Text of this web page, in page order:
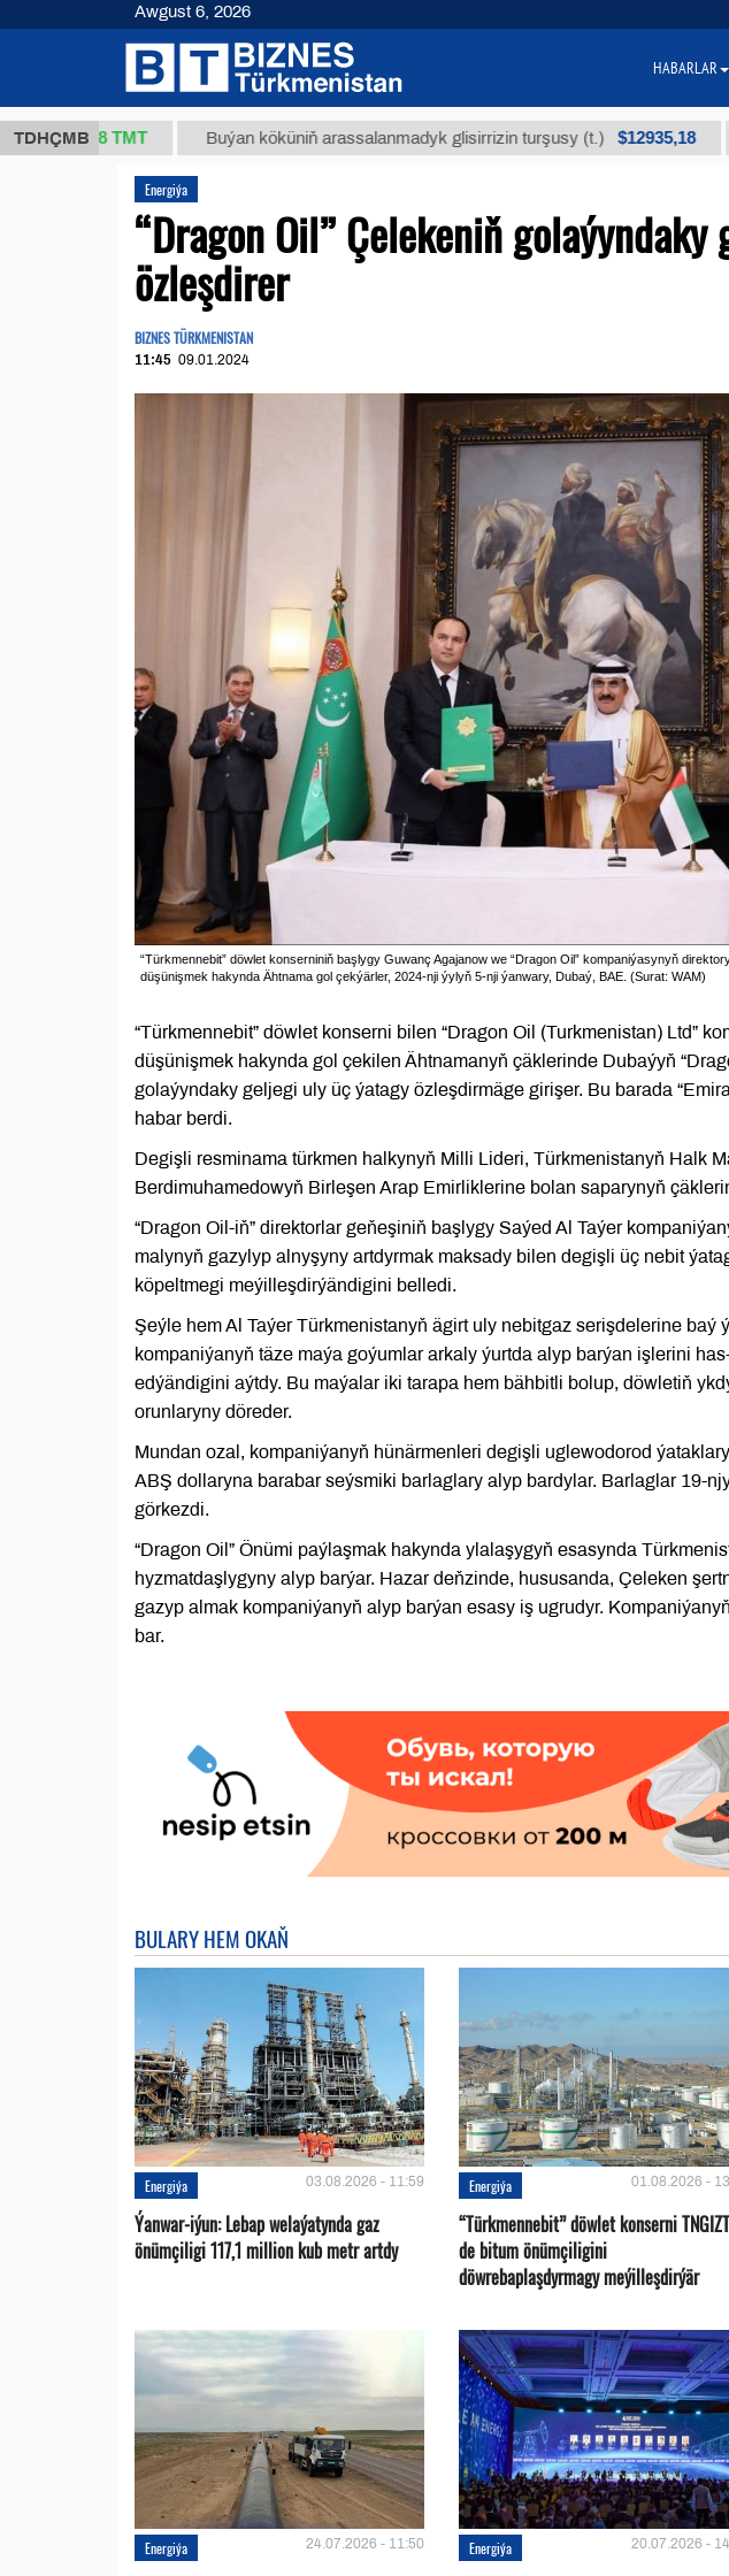
TDHÇMB
37,8 ТМТ Buýan köküniň arassalanmadyk glisirrizin turşusy (t.) $12935,18 Az
Energiýa
“Dragon Oil” Çelekeniň
özleşdirer
BIZNES TÜRKMENISTAN
11:45 09.01.2024
“Türkmennebit” döwlet konserniniň başlygy Guwanç Agajanow we “Dragon Oil” kompaniýasynyň
düşünişmek hakynda Ähtnama gol çekýärler, 2024-nji ýylyň 5-nji ýanwary, Dubaý, BAE. (Surat: WAM)
“Türkmennebit” döwlet konserni bilen “Dragon Oil (Turkmenistan) Ltd”
düşünişmek hakynda gol çekilen Ähtnamanyň çäklerinde Dubaýyň
golaýyndaky geljegi uly üç ýatagy özleşdirmäge girişer. Bu barada
habar berdi.
Degişli resminama türkmen halkynyň Milli Lideri, Türkmenistanyň Halk
Berdimuhamedowyň Birleşen Arap Emirliklerine bolan saparynyň
“Dragon Oil-iň” direktorlar geňeşiniň başlygy Saýed Al Taýer
malynyň gazylyp alnyşyny artdyrmak maksady bilen degişli üç nebit
köpeltmegi meýilleşdirýändigini belledi.
Şeýle hem Al Taýer Türkmenistanyň ägirt uly nebitgaz serişdelerine baý
kompaniýanyň täze maýa goýumlar arkaly ýurtda alyp barýan işlerini
edýändigini aýtdy. Bu maýalar iki tarapa hem bähbitli bolup, döwletiň
orunlaryny döreder.
Mundan ozal, kompaniýanyň hünärmenleri degişli uglewodorod
ABŞ dollaryna barabar seýsmiki barlaglary alyp bardylar. Barlaglar 19-
görkezdi.
“Dragon Oil” Önümi paýlaşmak hakynda ylalaşygyň esasynda
hyzmatdaşlygyny alyp barýar. Hazar deňzinde, hususanda, Çeleken
gazyp almak kompaniýanyň alyp barýan esasy iş ugrudyr.
bar.
BULARY HEM OKAŇ
Energiýa 03.08.2026 - 11:59
Ýanwar-iýun: Lebap welaýatynda gaz
önümçiligi 117,1 million kub metr artdy
Energiýa 01.08.2026 -
“Türkmennebit” döwlet konserni
de bitum önümçiligini
döwrebaplaşdyrmagy meýilleşdirýär
Energiýa 24.07.2026 - 11:50 Energiýa 20.07.2026 -
Awgust 6, 2026
HABARLAR